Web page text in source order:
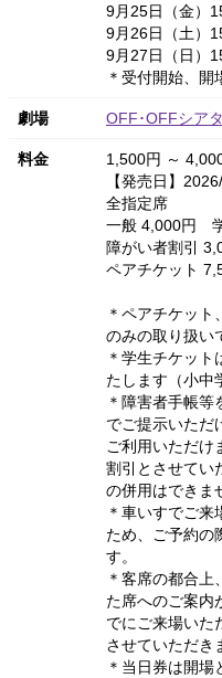
9月25日（金）
9月26日（土）
9月27日（日）
＊受付開始、開
劇場 OFF･OFFシア
料金
1,500円 ～
【発売日】
全指定席
一般 4,000円
障がい者割引
ペアチケット
＊ペアチケット
のみの取り扱い
＊学生チケッ
たします（小中
＊障害者手帳
でご提示いただ
ご利用いただけ
割引とさせてい
の併用はできま
＊車いすでご
ため、ご予約の
す。
＊客席の都合
た席へのご案内
でにご来場いた
させていただき
＊当日券は開場